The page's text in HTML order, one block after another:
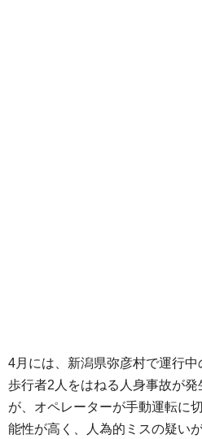
4月には、新潟県弥彦村で運行
歩行者2人をはねる人身事故が
が、オペレーターが手動運転に
能性が高く、人為的ミスの疑い